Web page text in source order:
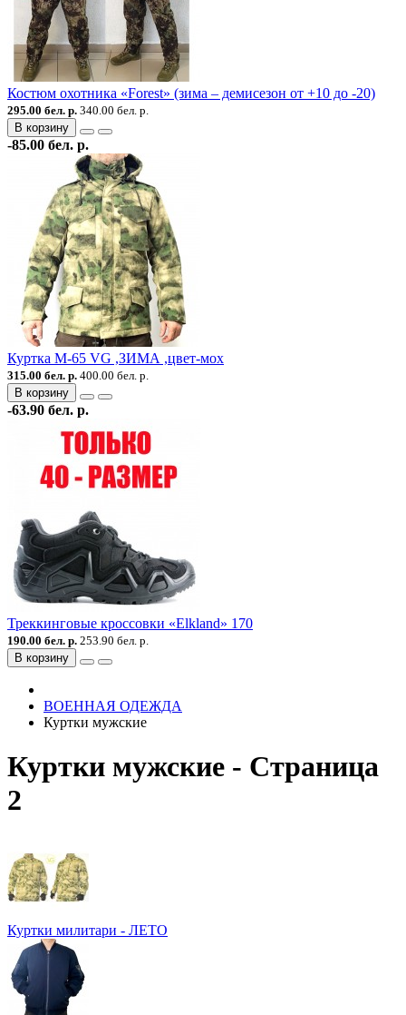
Костюм охотника «Forest» (зима – демисезон от +10 до -20)
295.00 бел. р. 340.00 бел. р.
В корзину
-85.00 бел. р.
Куртка М-65 VG ,ЗИМА ,цвет-мох
315.00 бел. р. 400.00 бел. р.
В корзину
-63.90 бел. р.
Треккинговые кроссовки «Elkland» 170
190.00 бел. р. 253.90 бел. р.
В корзину
ВОЕННАЯ ОДЕЖДА
Куртки мужские
Куртки мужские - Страница
2
Куртки милитари - ЛЕТО